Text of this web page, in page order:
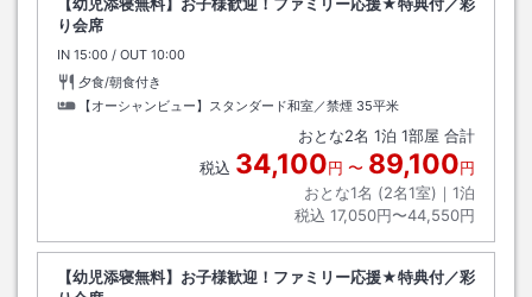
【幼児添寝無料】お子様歓迎！ファミリー応援★特典付／彩
り会席
IN チェックイン
15:00 / OUT チェックアウト
10:00
夕食/朝食付き
【オーシャンビュー】スタンダード和室／禁煙 35平米
おとな2名 1泊 1部屋 合計
税込 34,100円 〜 89,100円
おとな1名 (2名1室)｜ 1泊
税込 17,050円〜44,550円
【幼児添寝無料】お子様歓迎！ファミリー応援★特典付／彩